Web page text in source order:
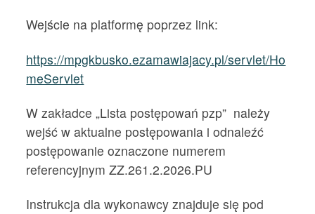
Wejście na platformę poprzez link:
https://mpgkbusko.ezamawiajacy.pl/servlet/Ho
meServlet
W zakładce „Lista postępowań pzp” należy
wejść w aktualne postępowania i odnaleźć
postępowanie oznaczone numerem
referencyjnym ZZ.261.2.2026.PU
Instrukcja dla wykonawcy znajduje się pod